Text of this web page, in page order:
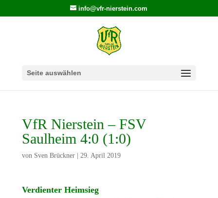
info@vfr-nierstein.com
Seite auswählen
VfR Nierstein – FSV
Saulheim 4:0 (1:0)
von Sven Brückner| 29. April 2019
Verdienter Heimsieg